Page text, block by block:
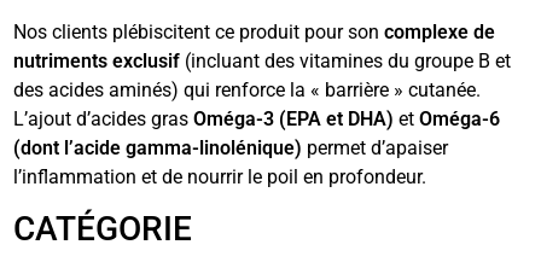
Nos clients plébiscitent ce produit pour soncomplexe de
nutriments exclusif (incluant des vitamines du groupe B et
des acides aminés) qui renforce la « barrière » cutanée.
L’ajout d’acides grasOméga-3 (EPA et DHA) etOméga-6
(dont l’acide gamma-linolénique) permet d’apaiser
l’inflammation et de nourrir le poil en profondeur.
CATÉGORIE